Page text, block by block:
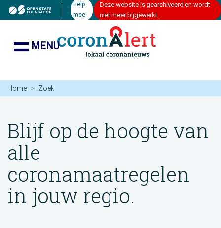
Help
mee
Deze website is gearchiveerd en wordt
niet meer bijgewerkt.
MENU
Home Zoek
Blijf op de hoogte van
alle
coronamaatregelen
in jouw regio.